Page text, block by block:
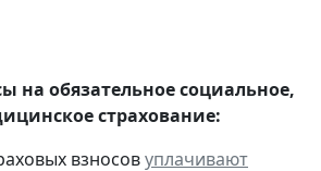
на обязательное социальное,
страхование:
взносовуплачивают